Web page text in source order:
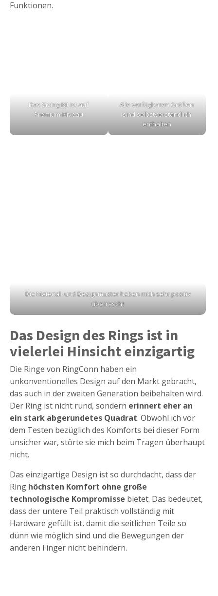
Funktionen.
Das Sizing-Kit ist auf
Premium-Niveau
Alle verfügbaren Größen
sind selbstverständlich
enthalten
Die Material- und Designmuster haben mich sehr positiv
überrascht
Das Design des Rings ist in
vielerlei Hinsicht einzigartig
Die Ringe von RingConn haben ein
unkonventionelles Design auf den Markt gebracht,
das auch in der zweiten Generation beibehalten wird.
Der Ring ist nicht rund, sondern erinnert eher an
ein stark abgerundetes Quadrat. Obwohl ich vor
dem Testen bezüglich des Komforts bei dieser Form
unsicher war, störte sie mich beim Tragen überhaupt
nicht.
Das einzigartige Design ist so durchdacht, dass der
Ring höchsten Komfort ohne große
technologische Kompromisse bietet. Das bedeutet,
dass der untere Teil praktisch vollständig mit
Hardware gefüllt ist, damit die seitlichen Teile so
dünn wie möglich sind und die Bewegungen der
anderen Finger nicht behindern.